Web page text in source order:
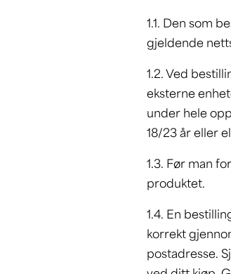
1.1. Den som
gjeldende
1.2. Ved
eksterne
under hele
18/23 år eller
1.3. Før man
produktet.
1.4. En
korrekt
postadresse.